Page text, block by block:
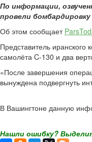
По информации,
провели
Об этом сообщает
Представитель иранского
самолёта C-130 и два
«После завершения
вынуждена подвергнуть
В Вашингтоне данную
Нашли ошибку?